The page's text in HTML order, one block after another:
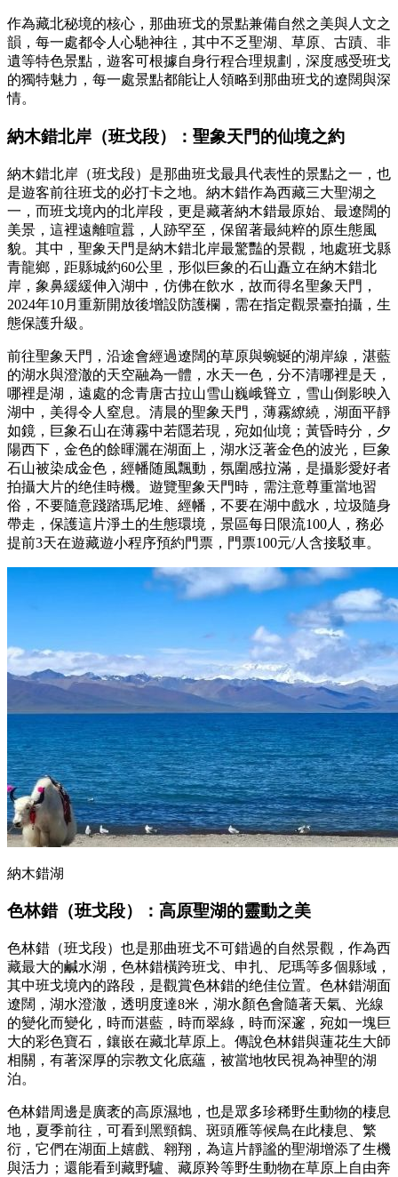
作為藏北秘境的核心，那曲班戈的景點兼備自然之美與人文之
韻，每一處都令人心馳神往，其中不乏聖湖、草原、古蹟、非
遺等特色景點，遊客可根據自身行程合理規劃，深度感受班戈
的獨特魅力，每一處景點都能让人領略到那曲班戈的遼闊與深
情。
納木錯北岸（班戈段） ： 聖象天門的仙境之約
納木錯北岸（班戈段）是那曲班戈最具代表性的景點之一，也
是遊客前往班戈的必打卡之地。納木錯作為西藏三大聖湖之
一，而班戈境內的北岸段，更是藏著納木錯最原始、最遼闊的
美景，這裡遠離喧囂，人跡罕至，保留著最純粹的原生態風
貌。其中，聖象天門是納木錯北岸最驚豔的景觀，地處班戈縣
青龍鄉，距縣城約60公里，形似巨象的石山矗立在納木錯北
岸，象鼻緩緩伸入湖中，仿佛在飲水，故而得名聖象天門，
2024年10月重新開放後增設防護欄，需在指定觀景臺拍攝，生
態保護升級。
前往聖象天門，沿途會經過遼闊的草原與蜿蜒的湖岸線，湛藍
的湖水與澄澈的天空融為一體，水天一色，分不清哪裡是天，
哪裡是湖，遠處的念青唐古拉山雪山巍峨聳立，雪山倒影映入
湖中，美得令人窒息。清晨的聖象天門，薄霧繚繞，湖面平靜
如鏡，巨象石山在薄霧中若隱若現，宛如仙境；黃昏時分，夕
陽西下，金色的餘暉灑在湖面上，湖水泛著金色的波光，巨象
石山被染成金色，經幡随風飄動，氛圍感拉滿，是攝影愛好者
拍攝大片的绝佳時機。遊覽聖象天門時，需注意尊重當地習
俗，不要隨意踐踏瑪尼堆、經幡，不要在湖中戲水，垃圾隨身
帶走，保護這片淨土的生態環境，景區每日限流100人，務必
提前3天在遊藏遊小程序預約門票，門票100元/人含接駁車。
納木錯湖
色林錯（班戈段） ： 高原聖湖的靈動之美
色林錯（班戈段）也是那曲班戈不可錯過的自然景觀，作為西
藏最大的鹹水湖，色林錯橫跨班戈、申扎、尼瑪等多個縣域，
其中班戈境內的路段，是觀賞色林錯的绝佳位置。色林錯湖面
遼闊，湖水澄澈，透明度達8米，湖水顏色會隨著天氣、光線
的變化而變化，時而湛藍，時而翠綠，時而深邃，宛如一塊巨
大的彩色寶石，鑲嵌在藏北草原上。傳說色林錯與蓮花生大師
相關，有著深厚的宗教文化底蘊，被當地牧民視為神聖的湖
泊。
色林錯周邊是廣袤的高原濕地，也是眾多珍稀野生動物的棲息
地，夏季前往，可看到黑頸鶴、斑頭雁等候鳥在此棲息、繁
衍，它們在湖面上嬉戲、翱翔，為這片靜謐的聖湖增添了生機
與活力；還能看到藏野驢、藏原羚等野生動物在草原上自由奔